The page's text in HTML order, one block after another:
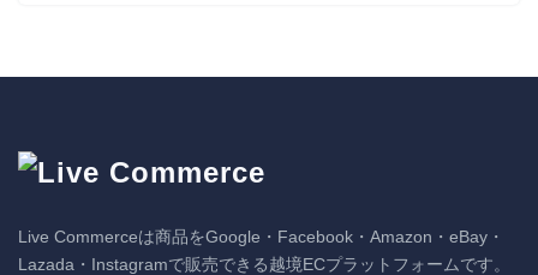
Live Commerceは商品をGoogle・Facebook・Amazon・eBay・
Lazada・Instagramで販売できる越境ECプラットフォームです。